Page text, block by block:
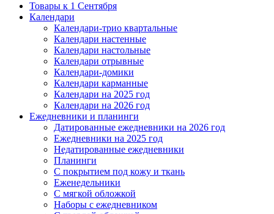
Товары к 1 Сентября
Календари
Календари-трио квартальные
Календари настенные
Календари настольные
Календари отрывные
Календари-домики
Календари карманные
Календари на 2025 год
Календари на 2026 год
Ежедневники и планинги
Датированные ежедневники на 2026 год
Ежедневники на 2025 год
Недатированные ежедневники
Планинги
С покрытием под кожу и ткань
Еженедельники
С мягкой обложкой
Наборы с ежедневником